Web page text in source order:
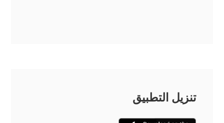
تنزيل التطبيق